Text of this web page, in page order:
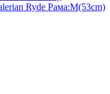
Ryde Рама:M(53cm)